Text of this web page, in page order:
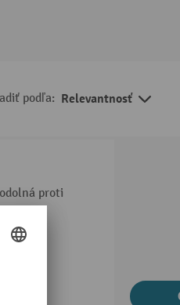
podľa: Relevantnosť
proti